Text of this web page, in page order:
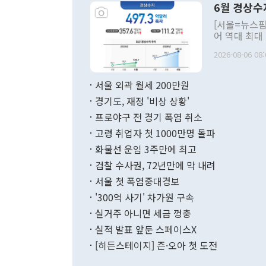
주의적 희망
관의 대북
관 부처 장
관의 무리한
다. [정동영 통일부 장관이 지난달 23일 오후 서울 종로구 정부서울청사에
무너졌다고
함께 4자 대
"우리의 선
6월 경상
[서울=뉴스
어 역대 최
료=한국은행] 한국은행이 6일 발표한 '2026년 6월 국제수지(잠정)'
며 월간 기
196.9% 급
수출은
기록했지만
로 전환됐다.
2026-08-06
서울 외곽 월세 200만원
경기도, 재정 '비상 상황'
프로야구 전 경기 폭염 취소
고령 취업자 첫 1000만명 돌파
화물선 운임 3주만에 최고
검찰 수사권, 72년만에 막 내려
서울 첫 폭염중대경보
'300억 사기' 차가원 구속
실거주 아니면 세금 껑충
실적 발표 앞둔 스페이스X
[히든스테이지] 즌·오아 첫 도전